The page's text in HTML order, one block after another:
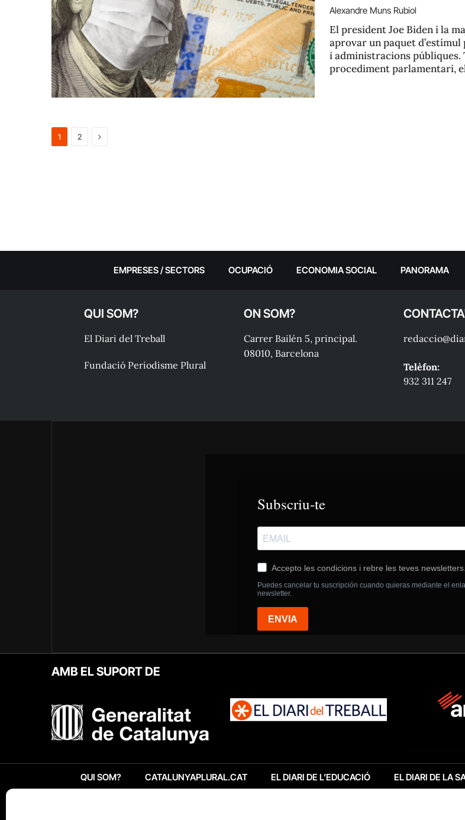
Alexandre Muns Rubiol
El president Joe Biden i la
aprovar un paquet
i administracions públiques.
procediment parlamentari,
1 2 Next
EMPRESES / SECTORS OCUPACIÓ ECONOMIA SOCIAL PANORAMA
QUI SOM?
El Diari del Treball
Fundació Periodisme Plural
ON SOM?
Carrer Bailén 5, principal.
08010, Barcelona
Telèfon:
932 311 247
AMB EL SUPORT DE
QUI SOM? CATALUNYAPLURAL.CAT EL DIARI DE L’EDUCACIÓ EL DIARI DE LA